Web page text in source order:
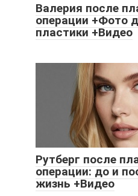
Валерия после
операции +Фото
пластики +Видео
Рутберг после
операции: до и
жизнь +Видео